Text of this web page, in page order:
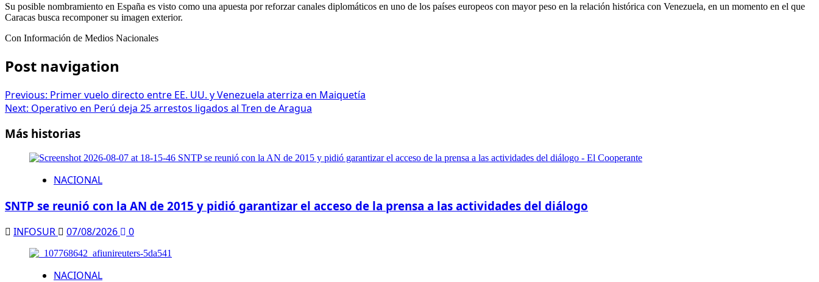
Su posible nombramiento en España es visto como una apuesta por reforzar canales diplomáticos en uno de los países europeos con mayor peso en la relación histórica con Venezuela, en un momento en el que
Caracas busca recomponer su imagen exterior.
Con Información de Medios Nacionales
Post navigation
Previous: Primer vuelo directo entre EE. UU. y Venezuela aterriza en Maiquetía
Next: Operativo en Perú deja 25 arrestos ligados al Tren de Aragua
Más historias
NACIONAL
SNTP se reunió con la AN de 2015 y pidió garantizar el acceso de la prensa a las actividades del diálogo
INFOSUR 07/08/2026 0
NACIONAL